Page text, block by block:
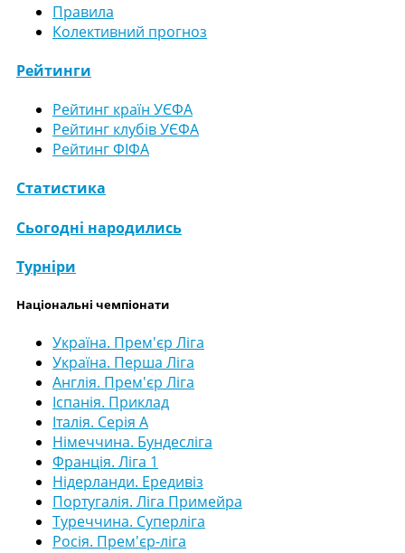
Правила
Колективний прогноз
Рейтинги
Рейтинг країн УЄФА
Рейтинг клубів УЄФА
Рейтинг ФІФА
Статистика
Сьогодні народились
Турніри
Національні чемпіонати
Україна. Прем'єр Ліга
Україна. Перша Ліга
Англія. Прем'єр Ліга
Іспанія. Приклад
Італія. Серія А
Німеччина. Бундесліга
Франція. Ліга 1
Нідерланди. Ередивіз
Португалія. Ліга Примейра
Туреччина. Суперліга
Росія. Прем'єр-ліга